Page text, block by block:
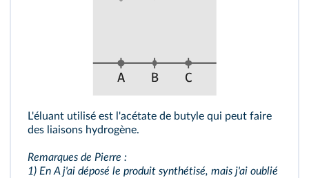
L'éluant utilisé est l'acétate de butyle qui peut faire
des liaisons hydrogène.
Remarques de Pierre :
1) En A j'ai déposé le produit synthétisé, mais j'ai oublié